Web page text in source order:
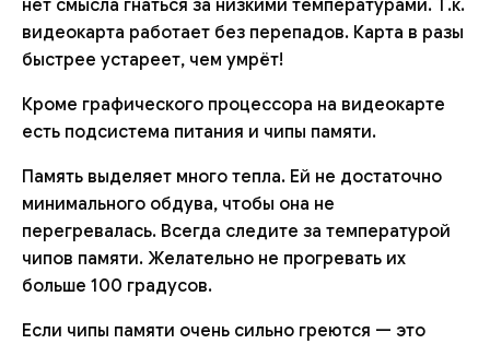
нет смысла гнаться за низкими температурами. Т.к.
видеокарта работает без перепадов. Карта в разы
быстрее устареет, чем умрёт!
Кроме графического процессора на видеокарте
есть подсистема питания и чипы памяти.
Память выделяет много тепла. Ей не достаточно
минимального обдува, чтобы она не
перегревалась. Всегда следите за температурой
чипов памяти. Желательно не прогревать их
больше 100 градусов.
Если чипы памяти очень сильно греются — это